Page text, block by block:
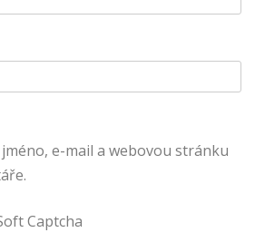
e-mail a webovou stránku
Captcha